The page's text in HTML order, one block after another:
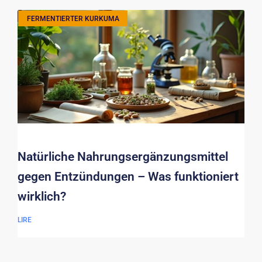
FERMENTIERTER KURKUMA
Natürliche Nahrungsergänzungsmittel
gegen Entzündungen – Was funktioniert
wirklich?
LIRE